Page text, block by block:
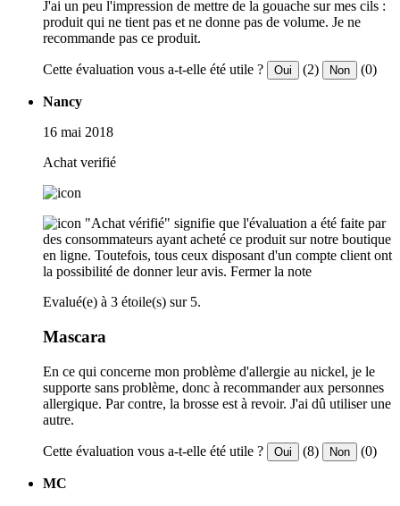
J'ai un peu l'impression de mettre de la gouache sur mes cils :
produit qui ne tient pas et ne donne pas de volume. Je ne
recommande pas ce produit.
Cette évaluation vous a-t-elle été utile ? Oui (2) Non (0)
Nancy
16 mai 2018
Achat verifié
"Achat vérifié" signifie que l'évaluation a été faite par
des consommateurs ayant acheté ce produit sur notre boutique
en ligne. Toutefois, tous ceux disposant d'un compte client ont
la possibilité de donner leur avis. Fermer la note
Evalué(e) à 3 étoile(s) sur 5.
Mascara
En ce qui concerne mon problème d'allergie au nickel, je le
supporte sans problème, donc à recommander aux personnes
allergique. Par contre, la brosse est à revoir. J'ai dû utiliser une
autre.
Cette évaluation vous a-t-elle été utile ? Oui (8) Non (0)
MC